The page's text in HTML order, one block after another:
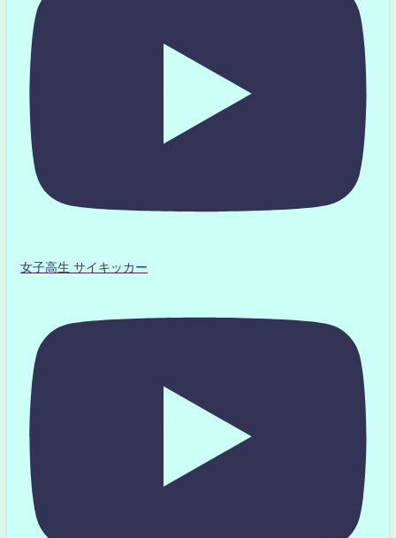
女子高生 サイキッカー